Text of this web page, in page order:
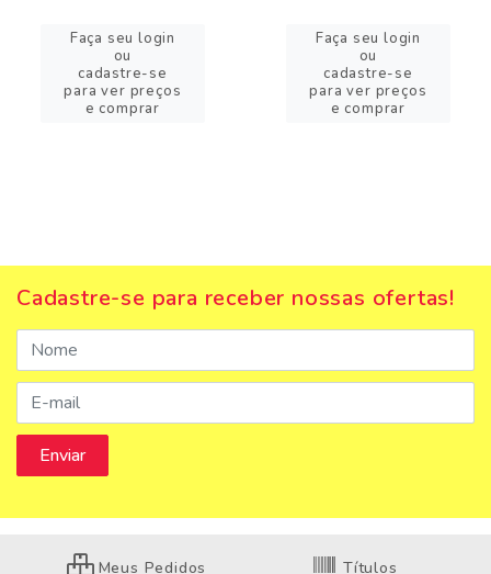
Faça seu login
ou
cadastre-se
para ver preços
e comprar
Faça seu login
ou
cadastre-se
para ver preços
e comprar
Cadastre-se para receber nossas ofertas!
Meus Pedidos Títulos